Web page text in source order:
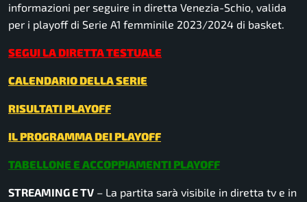
informazioni per seguire in diretta Venezia-Schio, valida
per i playoff di Serie A1 femminile 2023/2024 di basket.
SEGUI LA DIRETTA TESTUALE
CALENDARIO DELLA SERIE
RISULTATI PLAYOFF
IL PROGRAMMA DEI PLAYOFF
TABELLONE E ACCOPPIAMENTI PLAYOFF
STREAMING E TV – La partita sarà visibile in diretta tv e in